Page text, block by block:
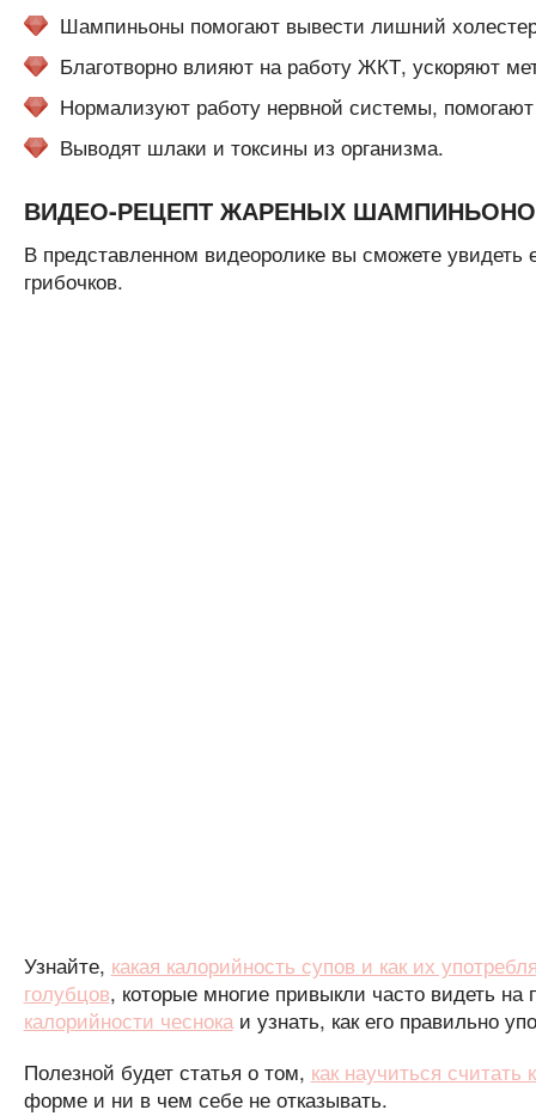
Шампиньоны помогают вывести лишний
Благотворно влияют на работу ЖКТ, ускоряют
Нормализуют работу нервной системы,
Выводят шлаки и токсины из организма.
ВИДЕО-РЕЦЕПТ ЖАРЕНЫХ
В представленном видеоролике вы сможете
грибочков.
Узнайте, какая калорийность супов и как их
голубцов, которые многие привыкли часто видеть
калорийности чеснокаи узнать, как его правильно
Полезной будет статья о том, как научиться
форме и ни в чем себе не отказывать.